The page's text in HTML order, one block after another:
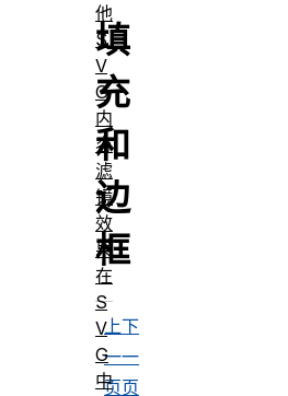
填
充
和
边
框
上
一
页
下
一
页
他
S
V
G
内
容
滤
镜
效
果
在
S
V
G
中